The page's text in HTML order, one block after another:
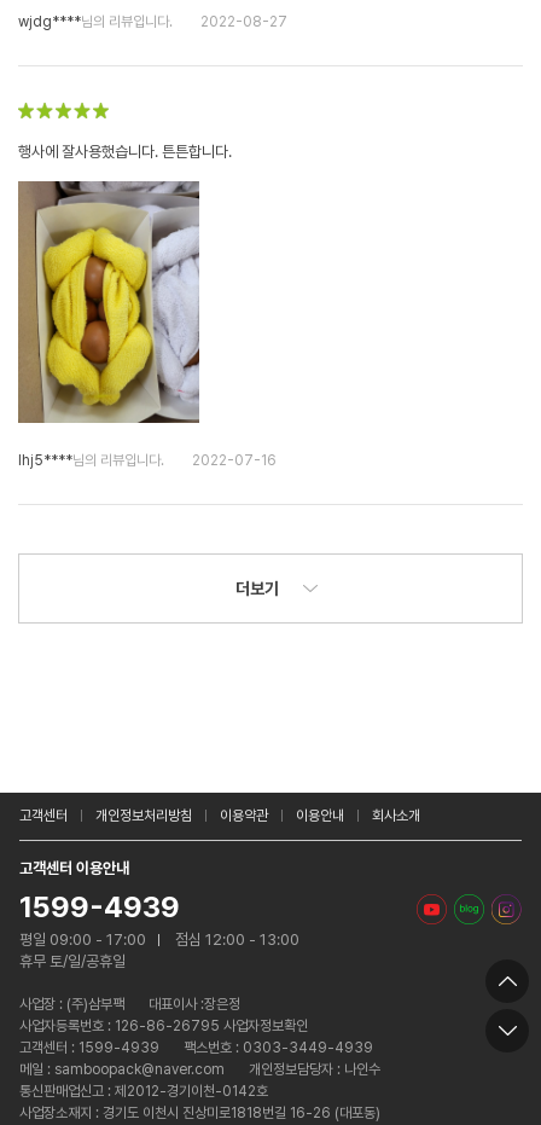
wjdg****님의 리뷰입니다. 2022-08-27
행사에 잘사용했습니다. 튼튼합니다.
lhj5****님의 리뷰입니다. 2022-07-16
더보기
고객센터 개인정보처리방침 이용약관 이용안내 회사소개
고객센터 이용안내
1599-4939
평일 09:00 - 17:00
점심 12:00 - 13:00
휴무 토/일/공휴일
사업장 : (주)삼부팩
대표이사 :장은정
사업자등록번호 : 126-86-26795 사업자정보확인
고객센터 : 1599-4939
팩스번호 : 0303-3449-4939
메일 : samboopack@naver.com
개인정보담당자 : 나인수
통신판매업신고 : 제2012-경기이천-0142호
사업장소재지 : 경기도 이천시 진상미로1818번길 16-26 (대포동)